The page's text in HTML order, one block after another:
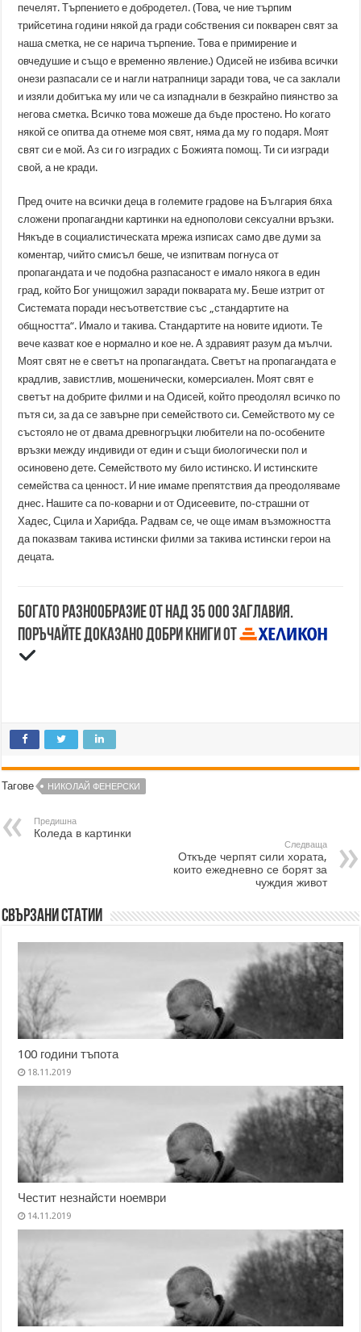
печелят. Търпението е добродетел. (Това, че ние търпим
трийсетина години някой да гради собствения си покварен свят за
наша сметка, не се нарича търпение. Това е примирение и
овчедушие и също е временно явление.) Одисей не избива всички
онези разпасали се и нагли натрапници заради това, че са заклали
и изяли добитъка му или че са изпаднали в безкрайно пиянство за
негова сметка. Всичко това можеше да бъде простено. Но когато
някой се опитва да отнеме моя свят, няма да му го подаря. Моят
свят си е мой. Аз си го изградих с Божията помощ. Ти си изгради
свой, а не кради.
Пред очите на всички деца в големите градове на България бяха
сложени пропагандни картинки на еднополови сексуални връзки.
Някъде в социалистическата мрежа изписах само две думи за
коментар, чийто смисъл беше, че изпитвам погнуса от
пропагандата и че подобна разпасаност е имало някога в един
град, който Бог унищожил заради покварата му. Беше изтрит от
Системата поради несъответствие със „стандартите на
общността“. Имало и такива. Стандартите на новите идиоти. Те
вече казват кое е нормално и кое не. А здравият разум да мълчи.
Моят свят не е светът на пропагандата. Светът на пропагандата е
крадлив, завистлив, мошенически, комерсиален. Моят свят е
светът на добрите филми и на Одисей, който преодолял всичко по
пътя си, за да се завърне при семейството си. Семейството му се
състояло не от двама древногръцки любители на по-особените
връзки между индивиди от един и същи биологически пол и
осиновено дете. Семейството му било истинско. И истинските
семейства са ценност. И ние имаме препятствия да преодоляваме
днес. Нашите са по-коварни и от Одисеевите, по-страшни от
Хадес, Сцила и Харибда. Радвам се, че още имам възможността
да показвам такива истински филми за такива истински герои на
децата.
Богато разнообразие от над 35 000 заглавия.
Поръчайте доказано добри книги от
Тагове НИКОЛАЙ ФЕНЕРСКИ
Предишна
Коледа в картинки
Следваща
Откъде черпят сили хората,
които ежедневно се борят за
чуждия живот
Свързани статии
100 години тъпота
18.11.2019
Честит незнайсти ноември
14.11.2019